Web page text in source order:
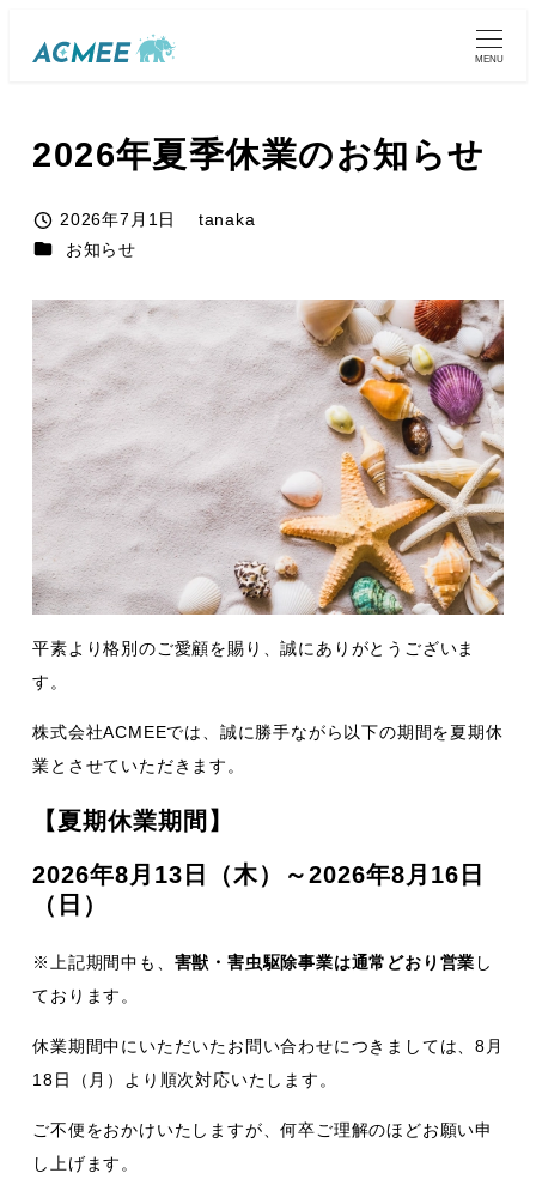
MENU
2026年夏季休業のお知らせ
投稿日
2026年7月1日
tanaka
カテゴリー
お知らせ
平素より格別のご愛顧を賜り、誠にありがとうございま
す。
株式会社ACMEEでは、誠に勝手ながら以下の期間を夏期休
業とさせていただきます。
【夏期休業期間】
2026年8月13日（木）～2026年8月16日
（日）
※上記期間中も、 害獣・害虫駆除事業は通常どおり営業 し
ております。
休業期間中にいただいたお問い合わせにつきましては、8月
18日（月）より順次対応いたします。
ご不便をおかけいたしますが、何卒ご理解のほどお願い申
し上げます。